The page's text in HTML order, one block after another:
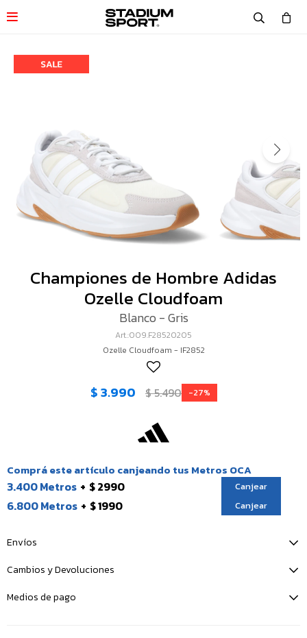

Championes de Hombre Adidas
Ozelle Cloudfoam
Blanco - Gris
009.F28520205
Ozelle Cloudfoam - IF2852
$3.990 $5.490 27
Comprá este artículo canjeando tus Metros OCA
3.400 Metros $ 2990 Canjear
6.800 Metros $ 1990 Canjear
Envíos
Cambios y Devoluciones
Medios de pago